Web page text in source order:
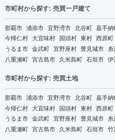
市町村から探す: 売買一戸建て
那覇市 浦添市 宜野湾市 北谷町 嘉手納
今帰仁村 大宜味村 国頭村 東村 西原町
うるま市 金武町 宜野座村 豊見城市
八重瀬町 宮古島市 久米島町 石垣市 伊
市町村から探す: 売買土地
那覇市 浦添市 宜野湾市 北谷町 嘉手納
今帰仁村 大宜味村 国頭村 東村 西原町
うるま市 金武町 宜野座村 豊見城市
八重瀬町 宮古島市 久米島町 石垣市 竹